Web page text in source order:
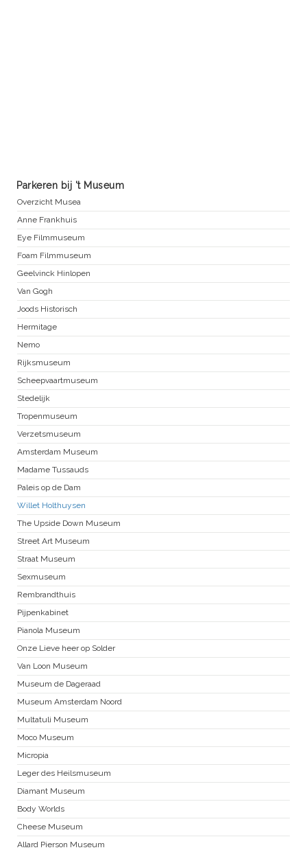
Parkeren bij 't Museum
Overzicht Musea
Anne Frankhuis
Eye Filmmuseum
Foam Filmmuseum
Geelvinck Hinlopen
Van Gogh
Joods Historisch
Hermitage
Nemo
Rijksmuseum
Scheepvaartmuseum
Stedelijk
Tropenmuseum
Verzetsmuseum
Amsterdam Museum
Madame Tussauds
Paleis op de Dam
Willet Holthuysen
The Upside Down Museum
Street Art Museum
Straat Museum
Sexmuseum
Rembrandthuis
Pijpenkabinet
Pianola Museum
Onze Lieve heer op Solder
Van Loon Museum
Museum de Dageraad
Museum Amsterdam Noord
Multatuli Museum
Moco Museum
Micropia
Leger des Heilsmuseum
Diamant Museum
Body Worlds
Cheese Museum
Allard Pierson Museum